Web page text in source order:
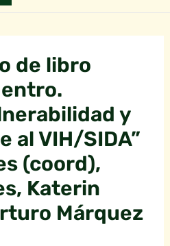
de libro
y
al VIH/SIDA”
(coord),
Katerin
Márquez